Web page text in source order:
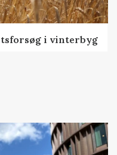
i vinterbyg